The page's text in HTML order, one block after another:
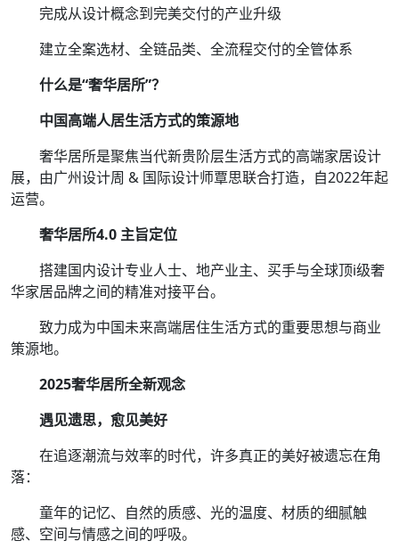
完成从设计概念到完美交付的产业升级
建立全案选材、全链品类、全流程交付的全管体系
什么是“奢华居所”？
中国高端人居生活方式的策源地
奢华居所是聚焦当代新贵阶层生活方式的高端家居设计
展，由广州设计周 & 国际设计师覃思联合打造，自2022年起
运营。
奢华居所4.0 主旨定位
搭建国内设计专业人士、地产业主、买手与全球顶i级奢
华家居品牌之间的精准对接平台。
致力成为中国未来高端居住生活方式的重要思想与商业
策源地。
2025奢华居所全新观念
遇见遗思，愈见美好
在追逐潮流与效率的时代，许多真正的美好被遗忘在角
落：
童年的记忆、自然的质感、光的温度、材质的细腻触
感、空间与情感之间的呼吸。